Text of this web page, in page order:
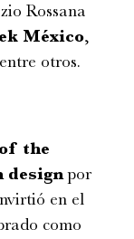
Rossana
México,
otros.
the
designpor
en el
como